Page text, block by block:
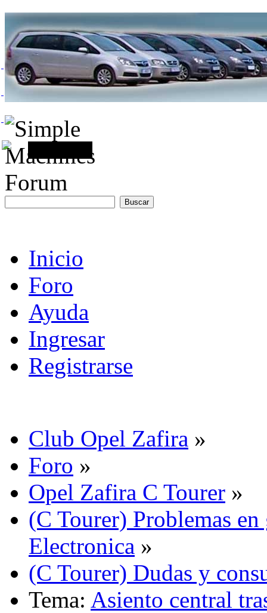
Inicio
Foro
Ayuda
Ingresar
Registrarse
Club Opel Zafira »
Foro »
Opel Zafira C Tourer »
(C Tourer) Problemas
Electronica »
(C Tourer) Dudas y
Tema: Asiento central